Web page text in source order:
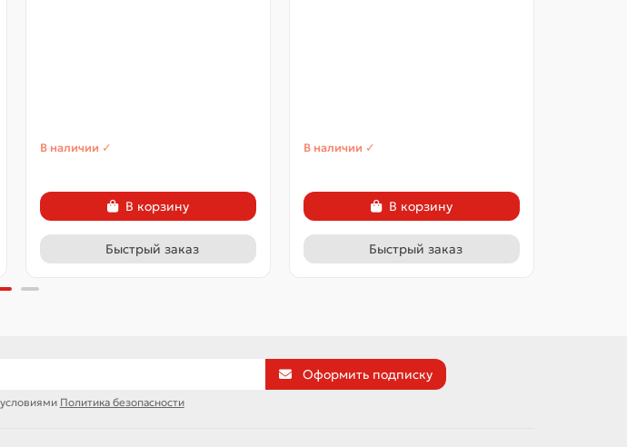
В наличии ✓
В корзину
Быстрый заказ
В наличии ✓
В корзину
Быстрый заказ
Оформить подписку
Политика безопасности